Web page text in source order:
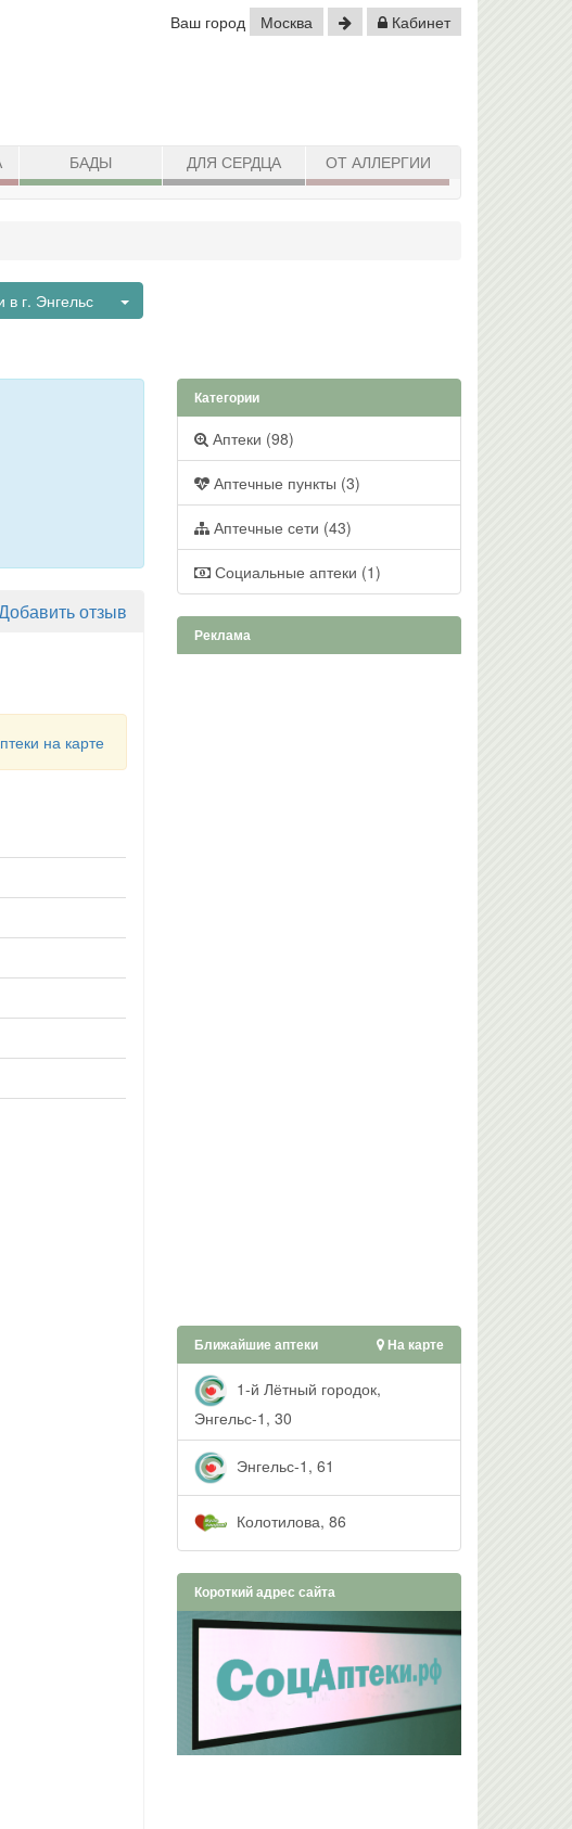
Ваш город Москва Кабинет
БАДЫ ДЛЯ СЕРДЦА ОТ АЛЛЕРГИИ
в г. Энгельс
Toggle Dropdown
отзыв
на карте
Категории
Аптеки (98)
Аптечные пункты (3)
Аптечные сети (43)
Социальные аптеки (1)
Реклама
Ближайшие аптеки На карте
1-й Лётный городок,
Энгельс-1, 30
Энгельс-1, 61
Колотилова, 86
Короткий адрес сайта